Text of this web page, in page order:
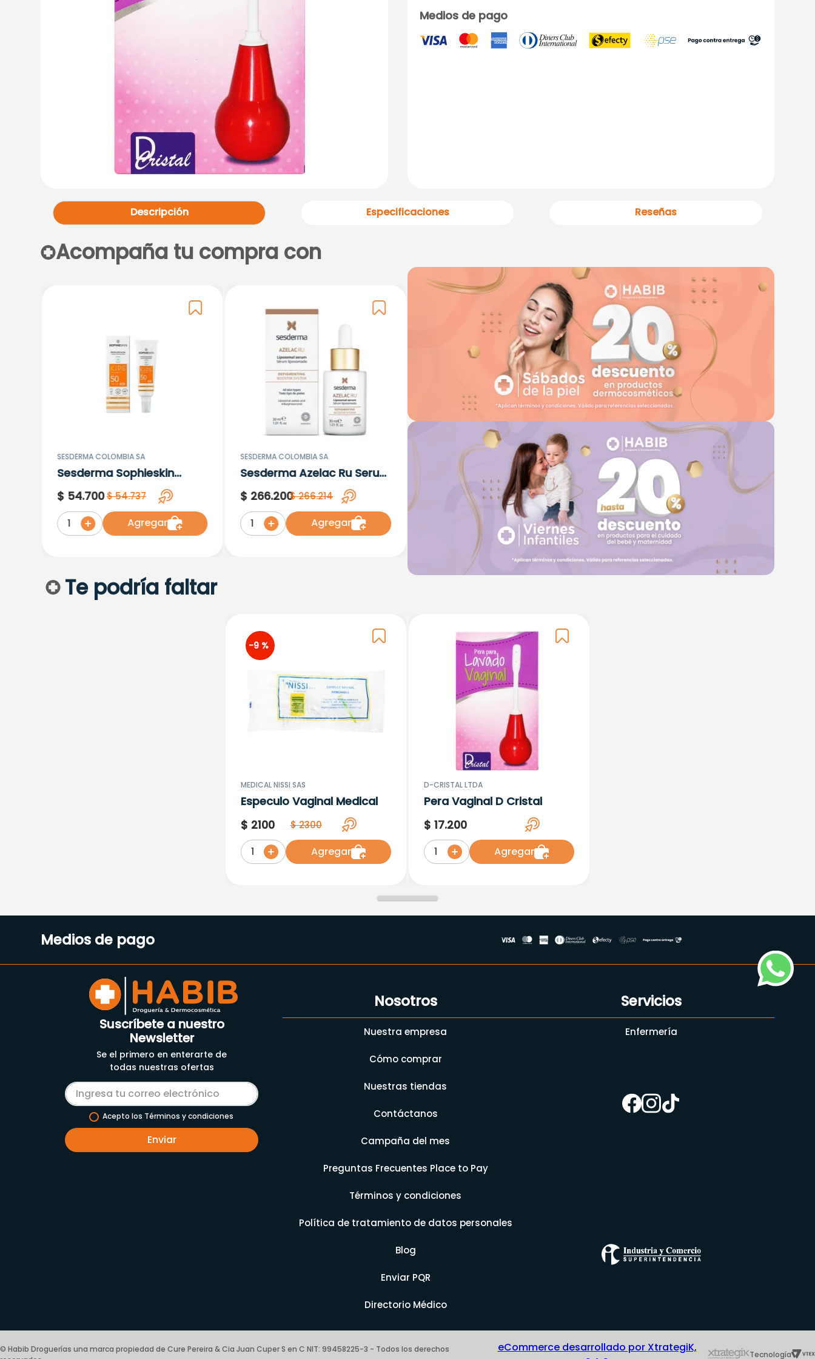
Medios de pago
Descripción Especificaciones Reseñas
Acompaña tu compra con
SESDERMA COLOMBIA SA
Sesderma Sophieskin
Proteccion Facial Kids
Hypoallergenic Spf 500
Moisturising
$ 54.700$54.737
1 Agregar
SESDERMA COLOMBIA SA
Sesderma Azelac Ru Serum
Liposomal x 30ml
$ 266.200$266.214
1 Agregar
Te podría faltar
-9 %
MEDICAL NISSI SAS
Especulo Vaginal Medical
$ 2100 $2300
1 Agregar
D-CRISTAL LTDA
Pera Vaginal D Cristal
$ 17.200
1 Agregar
Medios de pago
Suscríbete a nuestro
Newsletter
Se el primero en enterarte de
todas nuestras ofertas
Acepto los Términos y condiciones
Enviar
Nosotros
Nuestra empresa
Cómo comprar
Nuestras tiendas
Contáctanos
Campaña del mes
Preguntas Frecuentes Place to Pay
Términos y condiciones
Política de tratamiento de datos personales
Blog
Enviar PQR
Directorio Médico
Servicios
Enfermería
© Habib Droguerías una marca propiedad de Cure Pereira & Cia Juan Cuper S en C NIT: 99458225-3 - Todos los derechos
eCommerce desarrollado por XtrategiK,
Tecnología